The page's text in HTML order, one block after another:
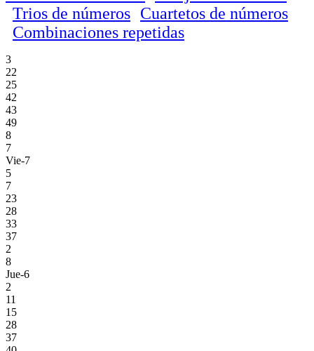
Trios de números Cuartetos de números
Combinaciones repetidas
3
22
25
42
43
49
8
7
Vie-7
5
7
23
28
33
37
2
8
Jue-6
2
11
15
28
37